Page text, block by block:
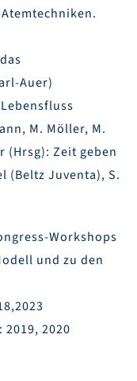
Auer)
M. Möller, M.
(Hrsg): Zeit geben
(Beltz Juventa), S.
Workshops
und zu den
2020